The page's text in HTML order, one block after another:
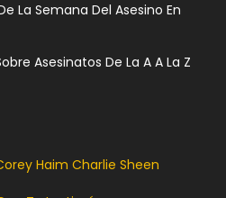
La Semana Del Asesino En
Asesinatos De La A A La Z
Haim Charlie Sheen